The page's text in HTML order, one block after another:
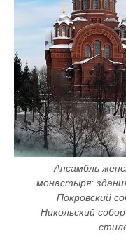
Ансамбль
монастыря:
Покровский
Никольский